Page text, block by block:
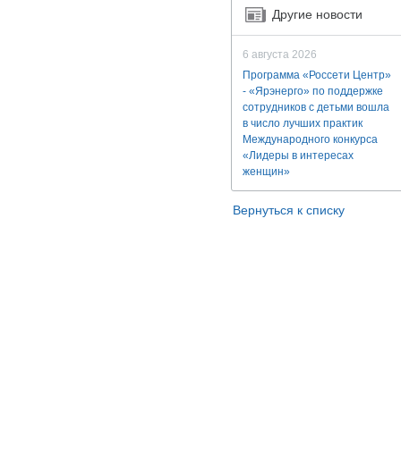
Другие новости
6 августа 2026
Программа «Россети Центр»
- «Ярэнерго» по поддержке
сотрудников с детьми вошла
в число лучших практик
Международного конкурса
«Лидеры в интересах
женщин»
Вернуться к списку